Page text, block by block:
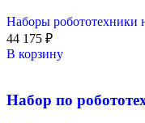
Наборы робототехники
44 175 ₽
В корзину
Набор по